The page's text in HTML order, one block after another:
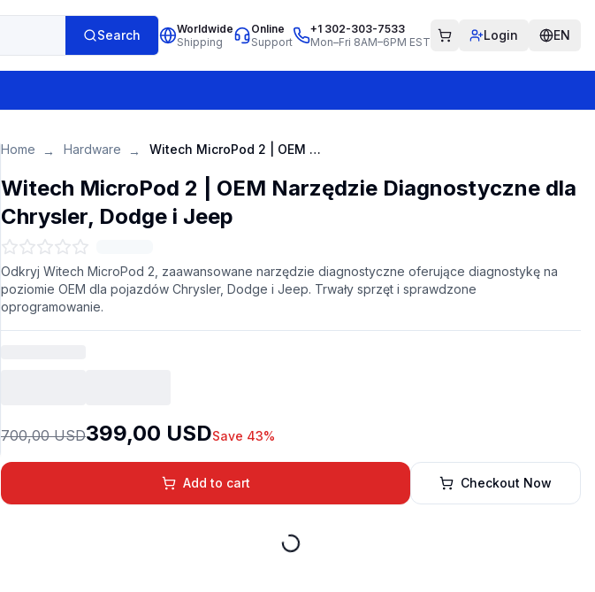
Search
Worldwide
Shipping
Online
Support
+1 302-303-7533
Mon–Fri 8AM–6PM EST
Login EN
Home → Hardware → Witech MicroPod 2 | OEM Narzędzie Diagnostyczne dla Chrysler, Dodge i Jeep
Witech MicroPod 2 | OEM Narzędzie Diagnostyczne dla
Chrysler, Dodge i Jeep
Odkryj Witech MicroPod 2, zaawansowane narzędzie diagnostyczne oferujące diagnostykę na
poziomie OEM dla pojazdów Chrysler, Dodge i Jeep. Trwały sprzęt i sprawdzone
oprogramowanie.
700,00 USD399,00 USDSave 43%
Add to cart Checkout Now